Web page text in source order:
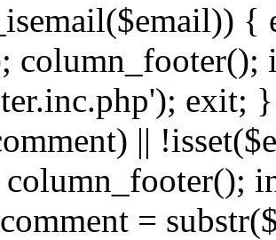
{
column_footer();
exit;
||
=